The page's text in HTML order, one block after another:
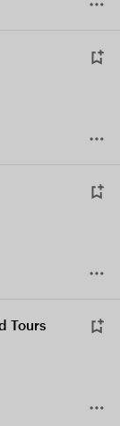
Tours